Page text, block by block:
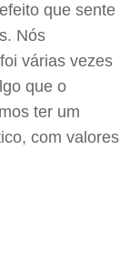
que sente
Nós
várias vezes
que o
ter um
com valores